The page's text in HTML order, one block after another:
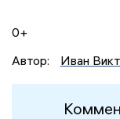
0+
Автор:
Иван